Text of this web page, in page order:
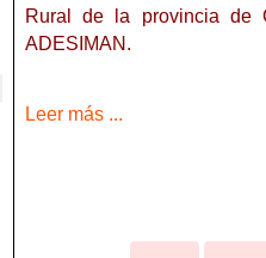
Rural de la provincia de
ADESIMAN.
Leer más ...